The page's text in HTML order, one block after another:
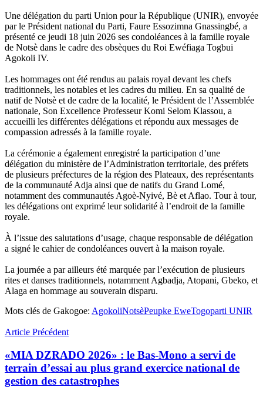
‎‎Une délégation du parti Union pour la République (UNIR), envoyée
par le Président national du Parti, Faure Essozimna Gnassingbé, a
présenté ce jeudi 18 juin 2026 ses condoléances à la famille royale
de Notsè dans le cadre des obsèques du Roi Ewéfiaga Togbui
Agokoli IV.
‎Les hommages ont été rendus au palais royal devant les chefs
traditionnels, les notables et les cadres du milieu. En sa qualité de
natif de Notsè et de cadre de la localité, le Président de l’Assemblée
nationale, Son Excellence Professeur Komi Selom Klassou, a
accueilli les différentes délégations et répondu aux messages de
compassion adressés à la famille royale.
‎La cérémonie a également enregistré la participation d’une
délégation du ministère de l’Administration territoriale, des préfets
de plusieurs préfectures de la région des Plateaux, des représentants
de la communauté Adja ainsi que de natifs du Grand Lomé,
notamment des communautés Agoè-Nyivé, Bè et Aflao. Tour à tour,
les délégations ont exprimé leur solidarité à l’endroit de la famille
royale.
‎À l’issue des salutations d’usage, chaque responsable de délégation
a signé le cahier de condoléances ouvert à la maison royale.
‎La journée a par ailleurs été marquée par l’exécution de plusieurs
rites et danses traditionnels, notamment Agbadja, Atopani, Gbeko, et
Alaga en hommage au souverain disparu.
Mots clés de Gakogoe: AgokoliNotsèPeupke EweTogoparti UNIR
Article Précédent
«MIA DZRADO 2026» : le Bas-Mono a servi de
terrain d’essai au plus grand exercice national de
gestion des catastrophes